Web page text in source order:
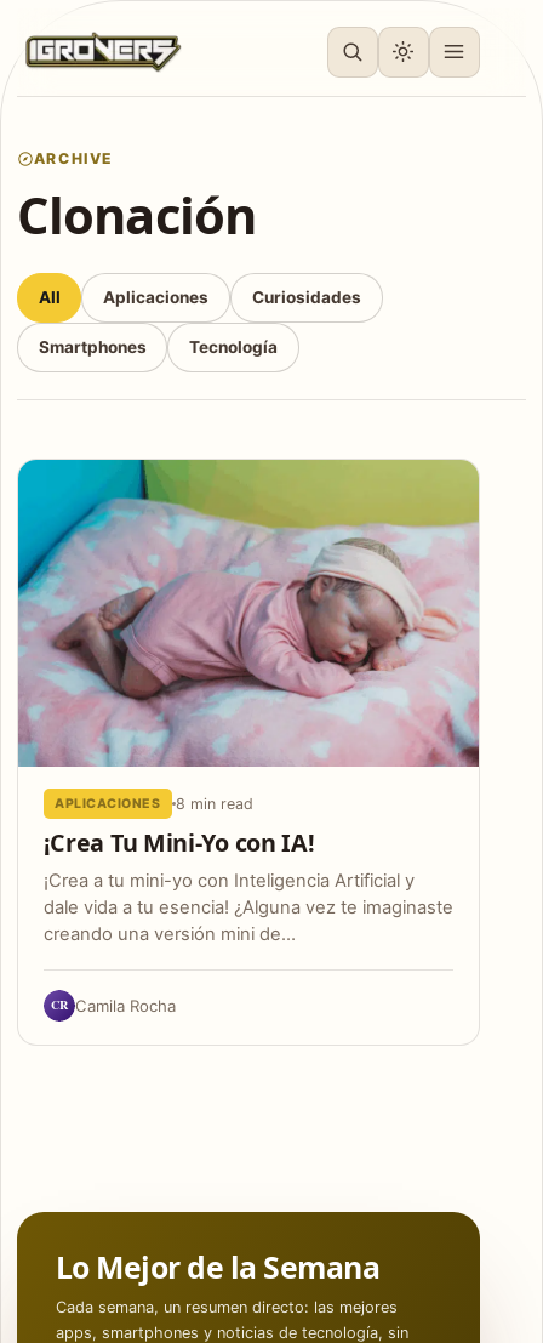
ARCHIVE
Clonación
All Aplicaciones Curiosidades
Smartphones Tecnología
Articles
APLICACIONES 8 min read
¡Crea Tu Mini-Yo con IA!
¡Crea a tu mini-yo con Inteligencia Artificial y
dale vida a tu esencia! ¿Alguna vez te imaginaste
creando una versión mini de…
CR Camila Rocha
Lo Mejor de la Semana
Cada semana, un resumen directo: las mejores
apps, smartphones y noticias de tecnología, sin